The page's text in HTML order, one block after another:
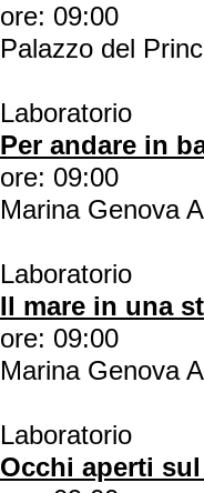
ore: 09:00
Palazzo del
Laboratorio
Per andare in
ore: 09:00
Marina Genova
Laboratorio
Il mare in una
ore: 09:00
Marina Genova
Laboratorio
Occhi aperti